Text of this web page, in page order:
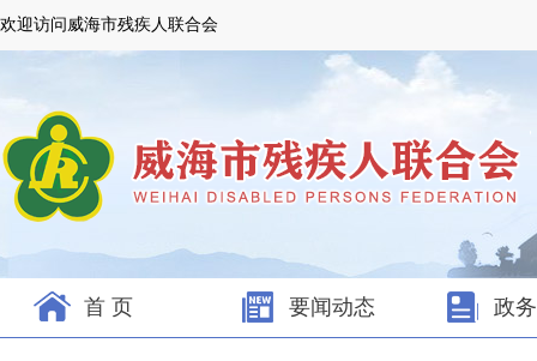
欢迎访问威海市残疾人联合会
首 页 要闻动态 政